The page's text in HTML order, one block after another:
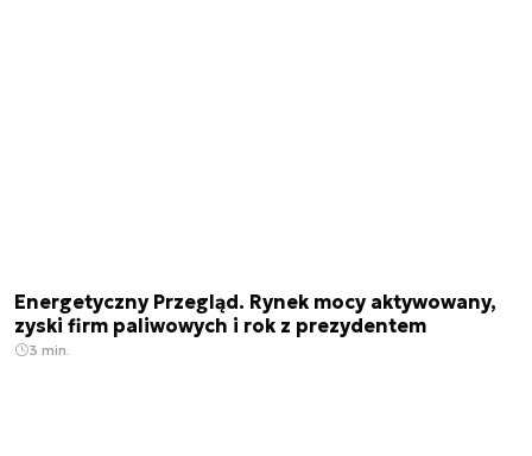
Energetyczny Przegląd. Rynek mocy aktywowany,
zyski firm paliwowych i rok z prezydentem
3 min.